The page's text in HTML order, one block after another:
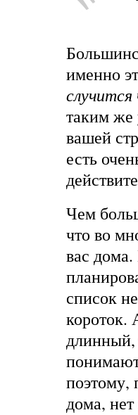
именно
таким же
вашей
есть
Чем
что во
вас
список
короток.
длинный,
поэтому,
дома,